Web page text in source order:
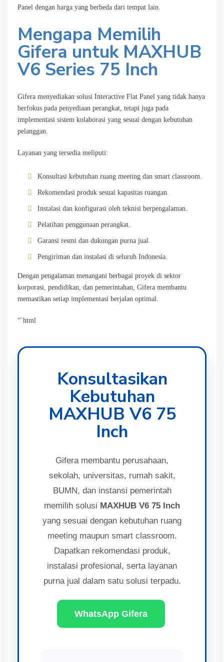
Panel dengan harga yang berbeda dari tempat lain.
Mengapa Memilih
Gifera untuk MAXHUB
V6 Series 75 Inch
Gifera menyediakan solusi Interactive Flat Panel yang tidak hanya
berfokus pada penyediaan perangkat, tetapi juga pada
implementasi sistem kolaborasi yang sesuai dengan kebutuhan
pelanggan.
Layanan yang tersedia meliputi:
Konsultasi kebutuhan ruang meeting dan smart classroom.
Rekomendasi produk sesuai kapasitas ruangan.
Instalasi dan konfigurasi oleh teknisi berpengalaman.
Pelatihan penggunaan perangkat.
Garansi resmi dan dukungan purna jual.
Pengiriman dan instalasi di seluruh Indonesia.
Dengan pengalaman menangani berbagai proyek di sektor
korporasi, pendidikan, dan pemerintahan, Gifera membantu
memastikan setiap implementasi berjalan optimal.
“`html
Konsultasikan
Kebutuhan
MAXHUB V6 75
Inch
Gifera membantu perusahaan,
sekolah, universitas, rumah sakit,
BUMN, dan instansi pemerintah
memilih solusi MAXHUB V6 75 Inch
yang sesuai dengan kebutuhan ruang
meeting maupun smart classroom.
Dapatkan rekomendasi produk,
instalasi profesional, serta layanan
purna jual dalam satu solusi terpadu.
WhatsApp Gifera